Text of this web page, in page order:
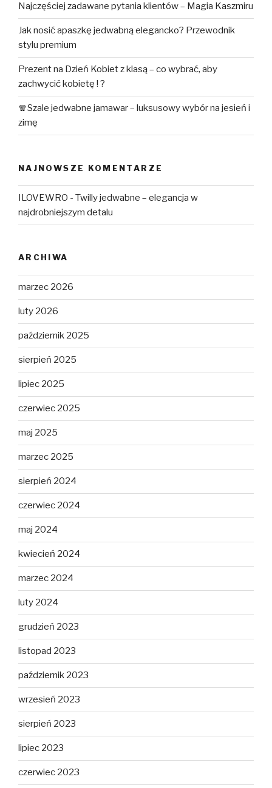
Najczęściej zadawane pytania klientów – Magia Kaszmiru
Jak nosić apaszkę jedwabną elegancko? Przewodnik
stylu premium
Prezent na Dzień Kobiet z klasą – co wybrać, aby
zachwycić kobietę ! ?
🧣Szale jedwabne jamawar – luksusowy wybór na jesień i
zimę
NAJNOWSZE KOMENTARZE
ILOVEWRO - Twilly jedwabne – elegancja w
najdrobniejszym detalu
ARCHIWA
marzec 2026
luty 2026
październik 2025
sierpień 2025
lipiec 2025
czerwiec 2025
maj 2025
marzec 2025
sierpień 2024
czerwiec 2024
maj 2024
kwiecień 2024
marzec 2024
luty 2024
grudzień 2023
listopad 2023
październik 2023
wrzesień 2023
sierpień 2023
lipiec 2023
czerwiec 2023